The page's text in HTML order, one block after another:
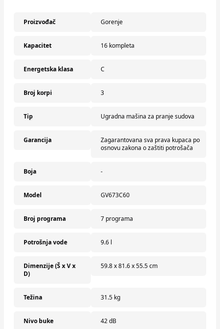
Proizvođač Gorenje
Kapacitet 16 kompleta
Energetska klasa C
Broj korpi 3
Tip Ugradna mašina za pranje sudova
Garancija
Zagarantovana sva prava kupaca po
osnovu zakona o zaštiti potrošača
Boja -
Model GV673C60
Broj programa 7 programa
Potrošnja vode 9.6 l
Dimenzije (Š x V x
D)
59.8 x 81.6 x 55.5 cm
Težina 31.5 kg
Nivo buke 42 dB